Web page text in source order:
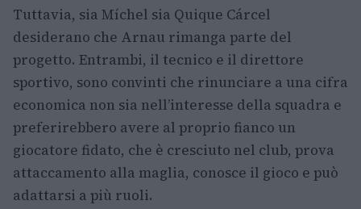
Tuttavia, sia Míchel sia Quique Cárcel
desiderano che Arnau rimanga parte del
progetto. Entrambi, il tecnico e il direttore
sportivo, sono convinti che rinunciare a una cifra
economica non sia nell’interesse della squadra e
preferirebbero avere al proprio fianco un
giocatore fidato, che è cresciuto nel club, prova
attaccamento alla maglia, conosce il gioco e può
adattarsi a più ruoli.